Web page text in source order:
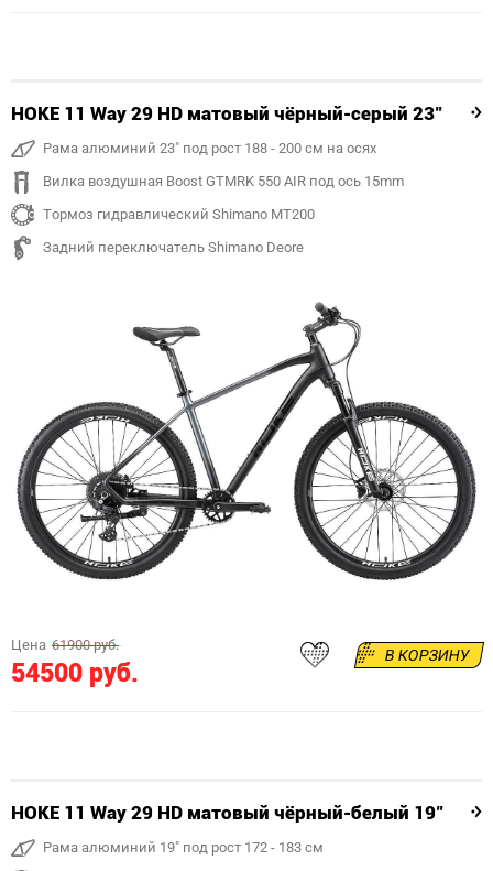
HOKE 11 Way 29 HD матовый чёрный-серый 23"
Рама алюминий 23" под рост 188 - 200 см на осях
Вилка воздушная Boost GTMRK 550 AIR под ось 15mm
Тормоз гидравлический Shimano MT200
Задний переключатель Shimano Deore
Цена 61900 руб.
54500 руб.
В КОРЗИНУ
HOKE 11 Way 29 HD матовый чёрный-белый 19"
Рама алюминий 19" под рост 172 - 183 см